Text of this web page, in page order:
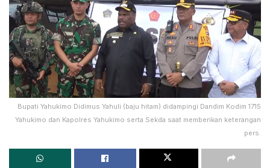
Bupati Yahukimo Didimus Yahuli (baju hitam) didampingi Dandim Kodim 1715
Yahukimo dan Kapolres Yahukimo serta Sekda saat memberikan keterangan
pers.